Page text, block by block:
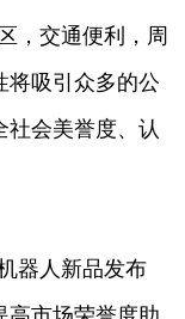
，交通便利，周
将吸引众多的公
会美誉度、认
器人新品发布